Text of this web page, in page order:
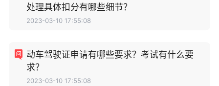
处理具体扣分有哪些细节？
2023-03-10 17:55:08
动车驾驶证申请有哪些要求？考试有什么要
求？
2023-03-10 17:55:08